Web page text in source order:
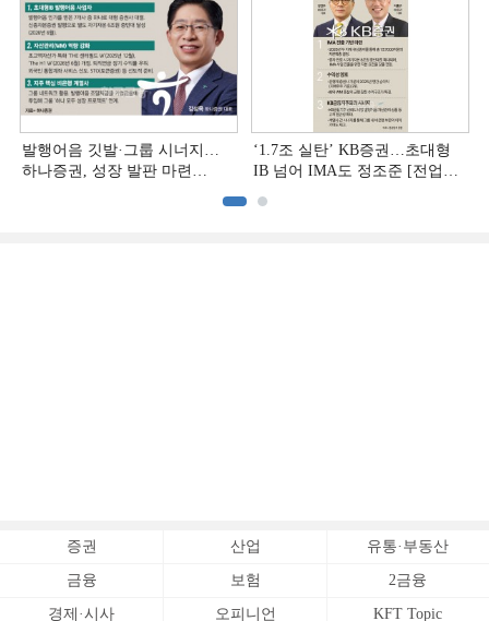
발행어음 깃발·그룹 시너지…
하나증권, 성장 발판 마련
‘1.7조 실탄’ KB증권…초대형
IB 넘어 IMA도 정조준 [전업계
증권 산업 유통·부동산
금융 보험 2금융
경제·시사 오피니언 KFT Topic